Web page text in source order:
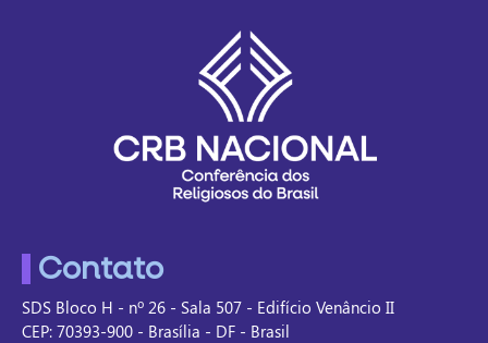
Contato
SDS Bloco H - nº 26 - Sala 507 - Edifício Venâncio II
CEP: 70393-900 - Brasília - DF - Brasil